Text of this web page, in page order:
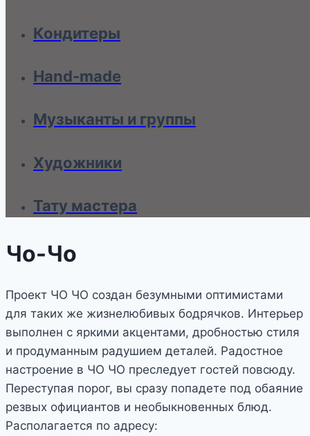
Кондитеры
Hand-made
Музыканты и группы
Художники
Тату мастера
Чо-Чо
Проект ЧО ЧО создан безумными оптимистами
для таких же жизнелюбивых бодрячков. Интерьер
выполнен с яркими акцентами, дробностью стиля
и продуманным радушием деталей. Радостное
настроение в ЧО ЧО преследует гостей повсюду.
Переступая порог, вы сразу попадете под обаяние
резвых официантов и необыкновенных блюд.
Располагается по адресу: